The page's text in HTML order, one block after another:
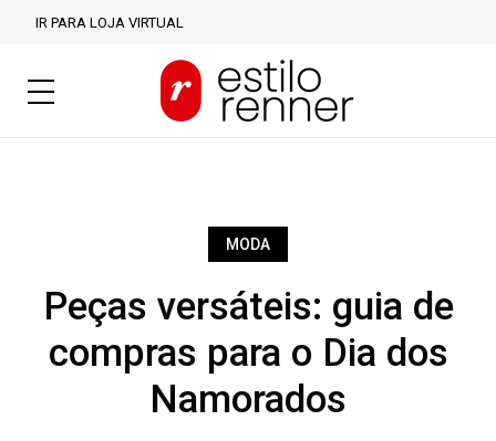
IR PARA LOJA VIRTUAL
MODA
Peças versáteis: guia de
compras para o Dia dos
Namorados